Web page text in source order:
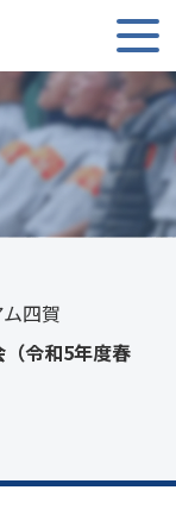
四賀
令和5年度春